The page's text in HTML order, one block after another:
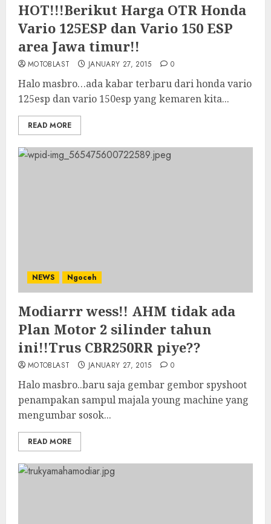
HOT!!!Berikut Harga OTR Honda
Vario 125ESP dan Vario 150 ESP
area Jawa timur!!
MOTOBLAST JANUARY 27, 2015 0
Halo masbro…ada kabar terbaru dari honda vario
125esp dan vario 150esp yang kemaren kita...
READ MORE
NEWS Ngoceh
Modiarrr wess!! AHM tidak ada
Plan Motor 2 silinder tahun
ini!!Trus CBR250RR piye??
MOTOBLAST JANUARY 27, 2015 0
Halo masbro..baru saja gembar gembor spyshoot
penampakan sampul majala young machine yang
mengumbar sosok...
READ MORE